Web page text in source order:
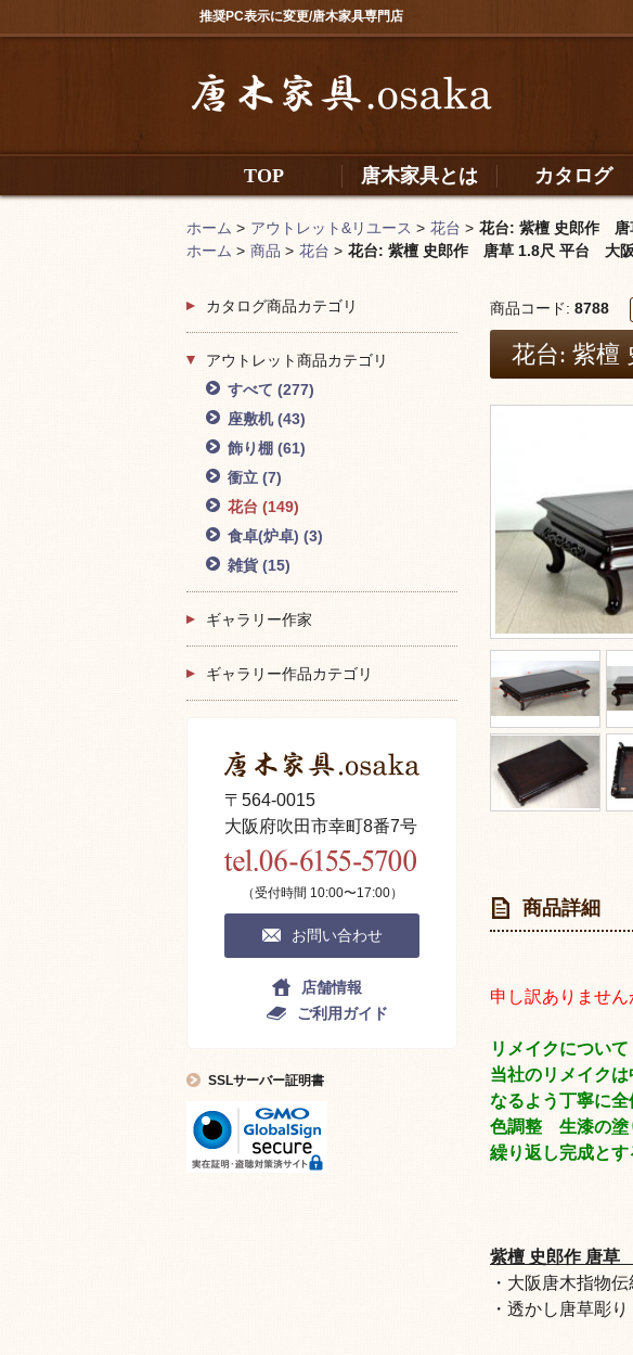
推奨PC表示に変更/唐木家具専門店
TOP 唐木家具とは カタログ
ホーム > アウトレット&リユース > 花台 > 花台: 紫檀 史郎作
ホーム > 商品 > 花台 > 花台: 紫檀 史郎作 唐草 1.8尺 平台 大
商品コード: 8788
花台: 紫
商品詳細
申し訳ありません
リメイクについて
当社のリメイク
なるよう丁寧に
色調整 生漆の塗
繰り返し完成とす
紫檀 史郎作 唐
・大阪唐木指物
・透かし唐草彫り
カタログ商品カテゴリ
アウトレット商品カテゴリ
すべて (277)
座敷机(43)
飾り棚 (61)
衝立 (7)
花台 (149)
食卓(炉卓) (3)
雑貨 (15)
ギャラリー作家
ギャラリー作品カテゴリ
〒564-0015
大阪府吹田市幸町8番7号
（受付時間 10:00〜17:00）
お問い合わせ
店舗情報
ご利用ガイド
SSLサーバー証明書